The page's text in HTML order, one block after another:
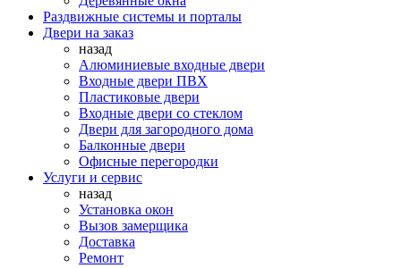
Раздвижные системы и порталы
Двери на заказ
назад
Алюминиевые входные двери
Входные двери ПВХ
Пластиковые двери
Входные двери со стеклом
Двери для загородного дома
Балконные двери
Офисные перегородки
Услуги и сервис
назад
Установка окон
Вызов замерщика
Доставка
Ремонт